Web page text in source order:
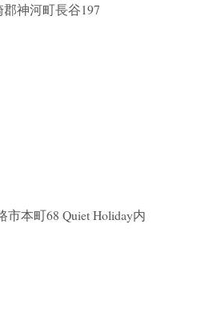
郡神河町長谷197
市本町68 Quiet Holiday内